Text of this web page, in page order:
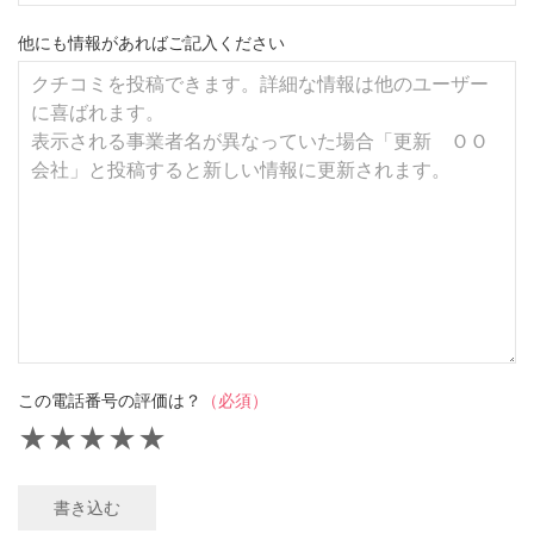
他にも情報があればご記入ください
この電話番号の評価は？ （必須）
★
★
★
★
★
書き込む